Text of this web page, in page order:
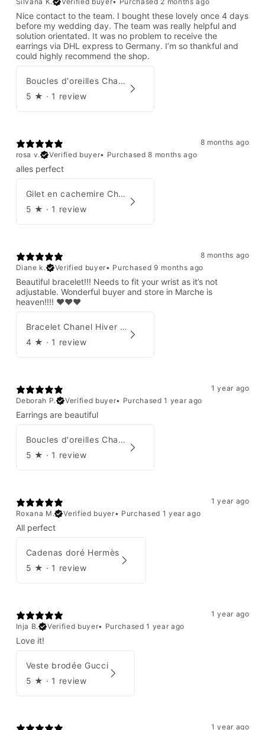
Nice contact to the team. I bought these lovely once 4 days
before my wedding day. The team was really helpful and
solution orientated. It was no problem to receive the
earrings via DHL express to Germany. I’m so thankful and
could highly recommend the shop.
Boucles d'oreilles Chanel par Karl Lagerfeld 2008
5 ★ · 1 review
8 months ago
rosa v.
Verified buyer• Purchased 8 months ago
alles perfect
Gilet en cachemire Chanel Automne 1995
5 ★ · 1 review
8 months ago
Diane k.
Verified buyer• Purchased 9 months ago
Beautiful bracelet!!! Needs to fit your wrist as it’s not
adjustable. Wonderful buyer and store in Marche is
heaven!!!! ❤️❤️❤️
Bracelet Chanel Hiver 1997
4 ★ · 1 review
1 year ago
Deborah P.
Verified buyer• Purchased 1 year ago
Earrings are beautiful
Boucles d'oreilles Chanel 2001
5 ★ · 1 review
1 year ago
Roxana M.
Verified buyer• Purchased 1 year ago
All perfect
Cadenas doré Hermès
5 ★ · 1 review
1 year ago
Inja B.
Verified buyer• Purchased 1 year ago
Love it!
Veste brodée Gucci
5 ★ · 1 review
1 year ago